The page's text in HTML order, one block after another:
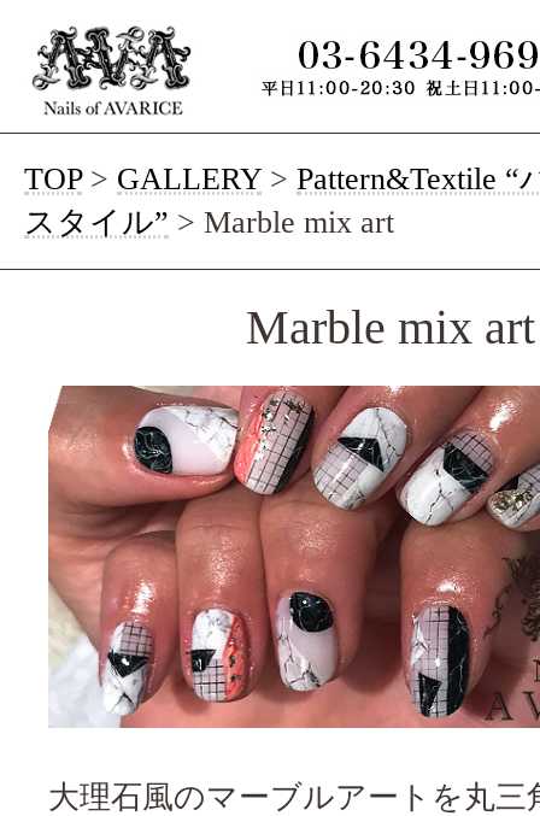
TOP> GALLERY > Pattern&Textile
スタイル” > Marble mix art
Marble mix art
大理石風のマーブルアートを丸三